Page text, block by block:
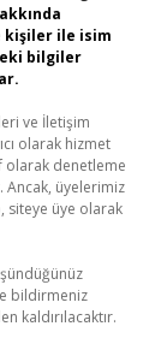
kişiler ile isim
bilgiler
ve İletişim
olarak hizmet
olarak denetleme
Ancak, üyelerimiz
siteye üye olarak
bildirmeniz
kaldırılacaktır.